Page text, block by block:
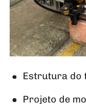
Estrutura do
Projeto de